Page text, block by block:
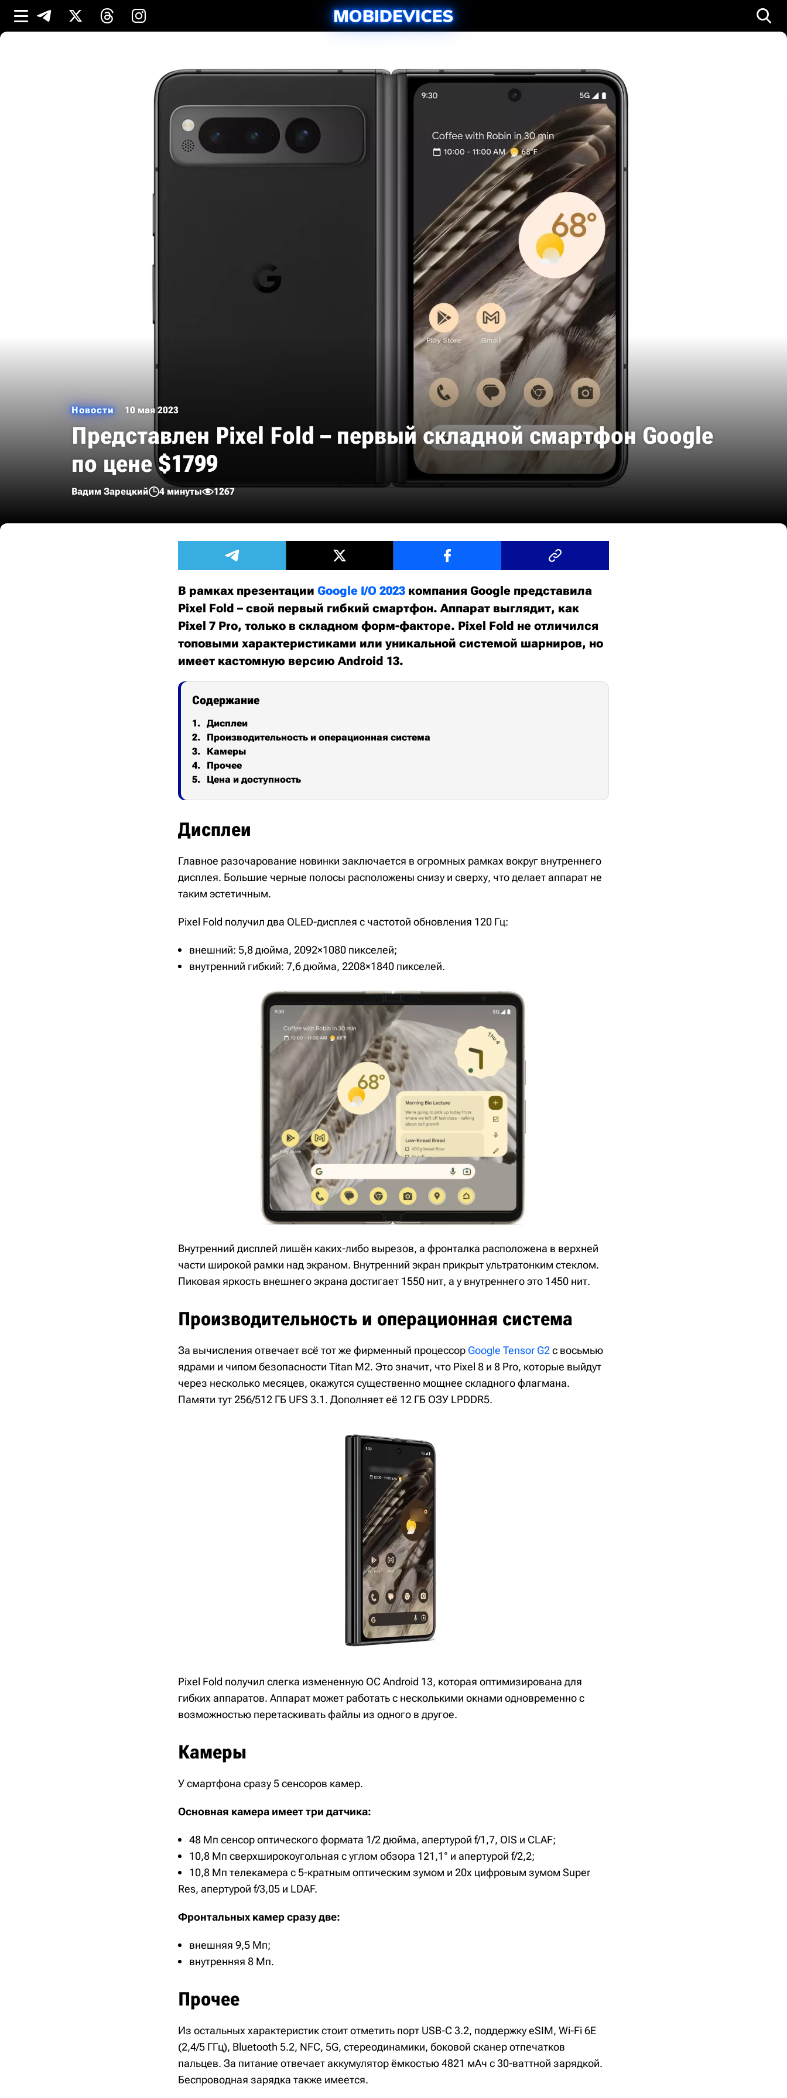
Новости 10 мая 2023
Представлен Pixel Fold – первый складной смартфон Google
по цене $1799
Вадим Зарецкий 4 минуты 1267
В рамках презентации Google I/O 2023 компания Google представила
Pixel Fold – свой первый гибкий смартфон. Аппарат выглядит, как
Pixel 7 Pro, только в складном форм-факторе. Pixel Fold не отличился
топовыми характеристиками или уникальной системой шарниров, но
имеет кастомную версию Android 13.
Содержание
Дисплеи
Производительность и операционная система
Камеры
Прочее
Цена и доступность
Дисплеи
Главное разочарование новинки заключается в огромных рамках вокруг внутреннего
дисплея. Большие черные полосы расположены снизу и сверху, что делает аппарат не
таким эстетичным.
Pixel Fold получил два OLED-дисплея с частотой обновления 120 Гц:
внешний: 5,8 дюйма, 2092×1080 пикселей;
внутренний гибкий: 7,6 дюйма, 2208×1840 пикселей.
Внутренний дисплей лишён каких-либо вырезов, а фронталка расположена в верхней
части широкой рамки над экраном. Внутренний экран прикрыт ультратонким стеклом.
Пиковая яркость внешнего экрана достигает 1550 нит, а у внутреннего это 1450 нит.
Производительность и операционная система
За вычисления отвечает всё тот же фирменный процессор Google Tensor G2с восьмью
ядрами и чипом безопасности Titan M2. Это значит, что Pixel 8 и 8 Pro, которые выйдут
через несколько месяцев, окажутся существенно мощнее складного флагмана.
Памяти тут 256/512 ГБ UFS 3.1. Дополняет её 12 ГБ ОЗУ LPDDR5.
Pixel Fold получил слегка измененную ОС Android 13, которая оптимизирована для
гибких аппаратов. Аппарат может работать с несколькими окнами одновременно с
возможностью перетаскивать файлы из одного в другое.
Камеры
У смартфона сразу 5 сенсоров камер.
Основная камера имеет три датчика:
48 Мп сенсор оптического формата 1/2 дюйма, апертурой f/1,7, OIS и CLAF;
10,8 Мп сверхширокоугольная с углом обзора 121,1° и апертурой f/2,2;
10,8 Мп телекамера с 5-кратным оптическим зумом и 20x цифровым зумом Super
Res, апертурой f/3,05 и LDAF.
Фронтальных камер сразу две:
внешняя 9,5 Мп;
внутренняя 8 Мп.
Прочее
Из остальных характеристик стоит отметить порт USB-C 3.2, поддержку eSIM, Wi-Fi 6E
(2,4/5 ГГц), Bluetooth 5.2, NFC, 5G, стереодинамики, боковой сканер отпечатков
пальцев. За питание отвечает аккумулятор ёмкостью 4821 мАч с 30-ваттной зарядкой.
Беспроводная зарядка также имеется.